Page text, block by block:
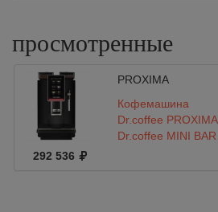
просмотренные
PROXIMA
Кофемашина
Dr.coffee PROXIMA
Dr.coffee MINI BAR
292 536